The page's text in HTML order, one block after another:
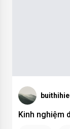
Kinh nghiệm